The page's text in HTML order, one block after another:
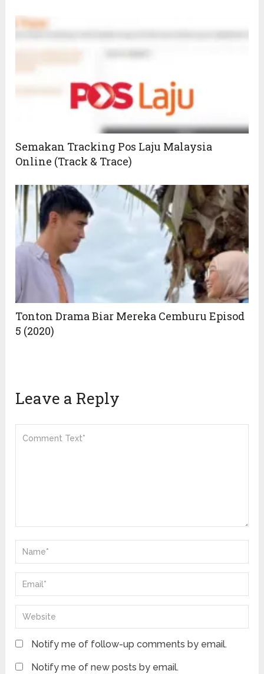
Semakan Tracking Pos Laju Malaysia
Online (Track & Trace)
Tonton Drama Biar Mereka Cemburu Episod
5 (2020)
Leave a Reply
Notify me of follow-up comments by email.
Notify me of new posts by email.